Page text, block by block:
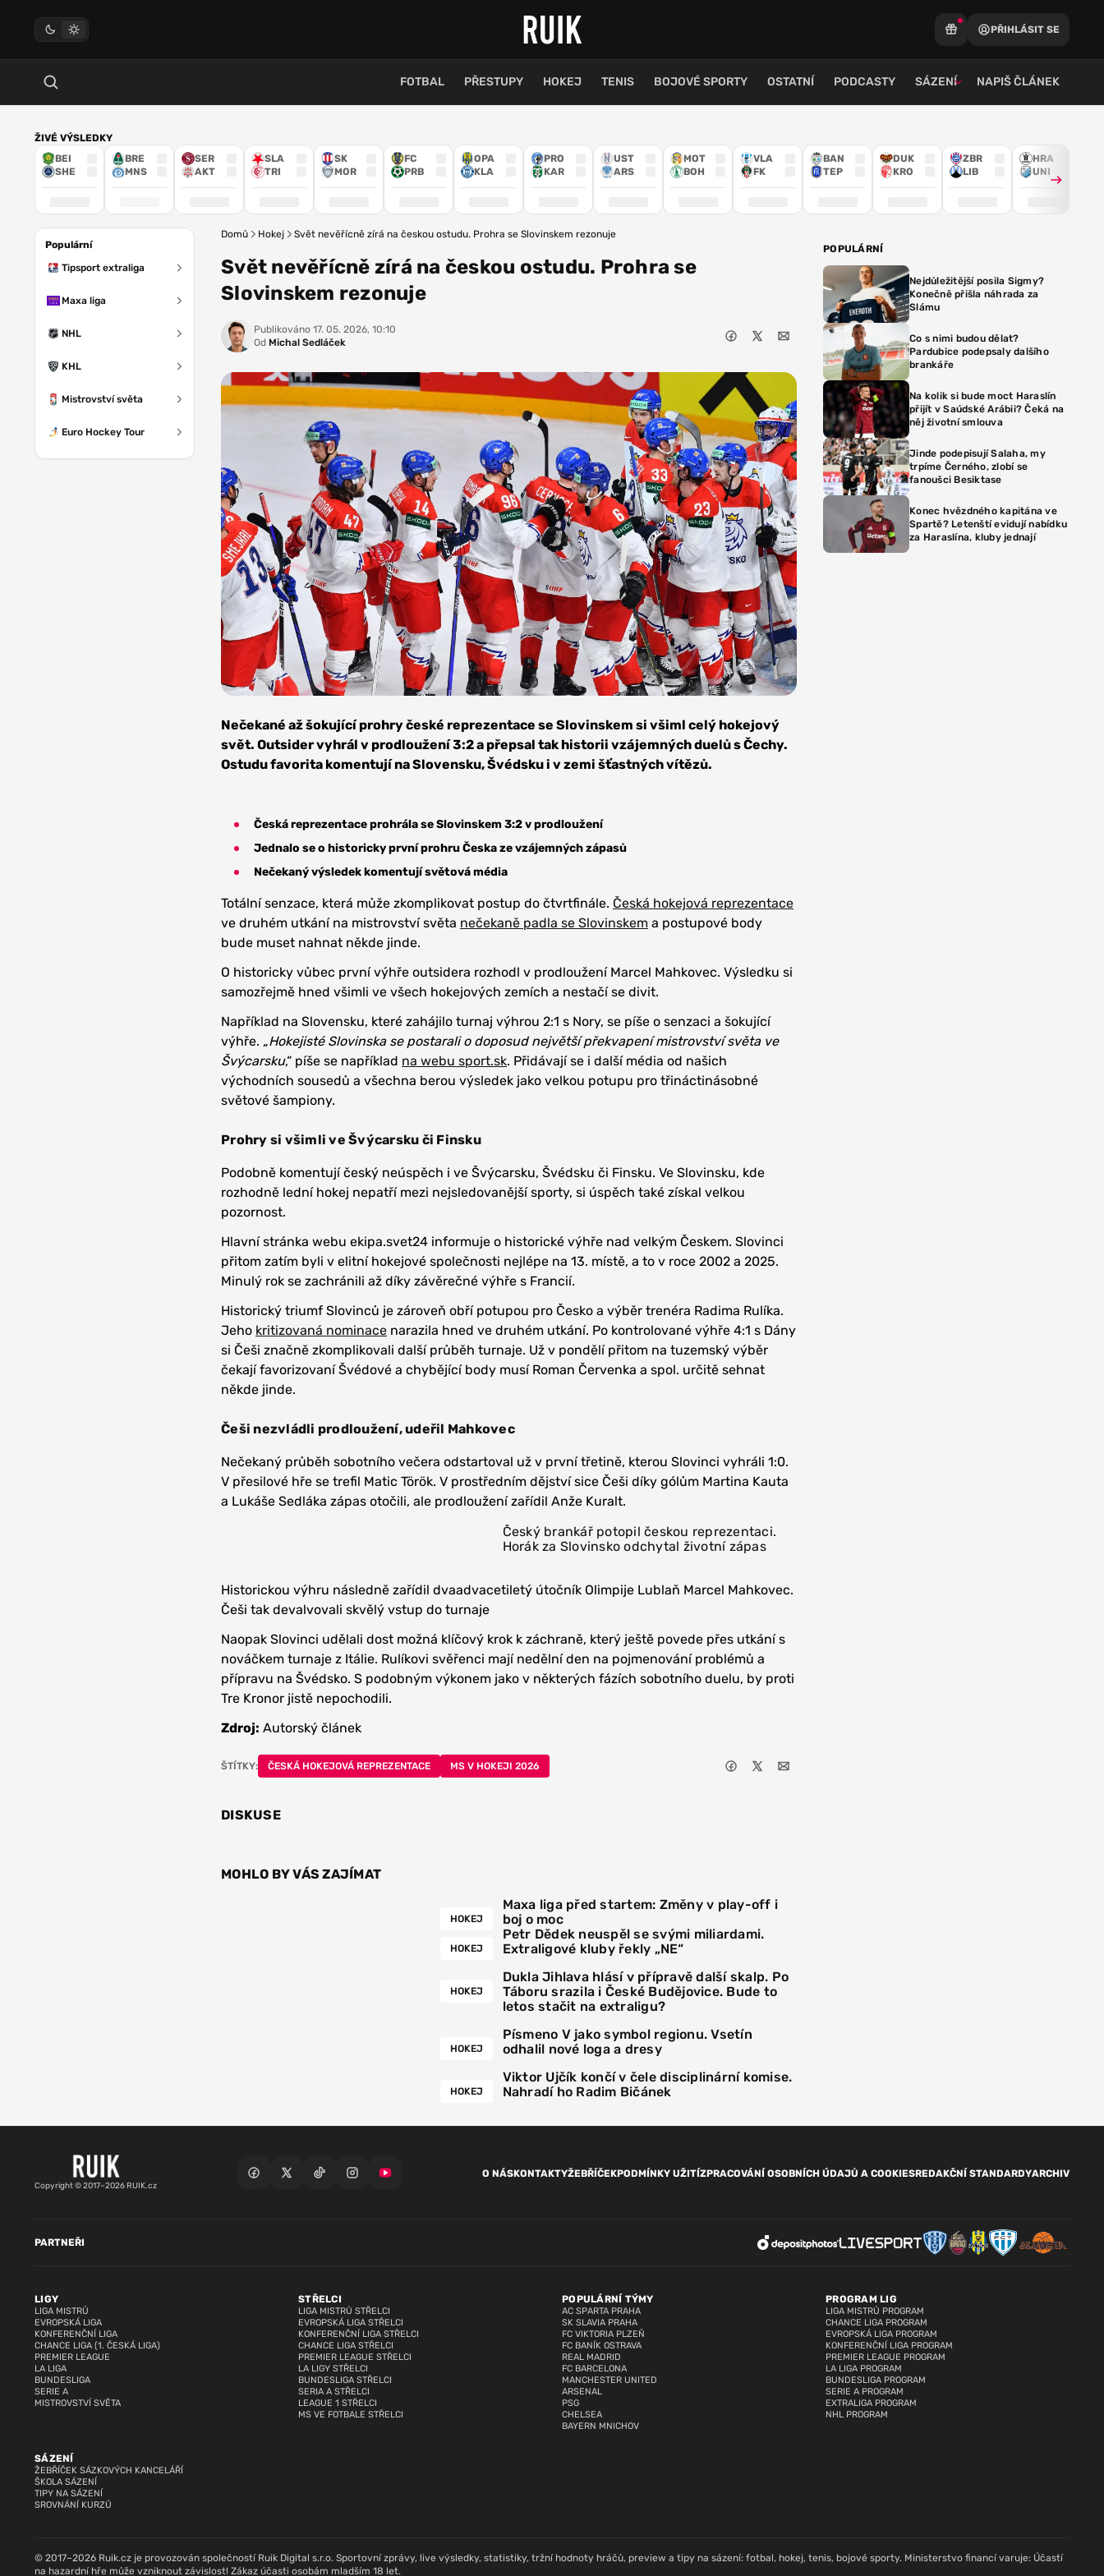
PŘIHLÁSIT SE
FOTBAL PŘESTUPY HOKEJ TENIS BOJOVÉ SPORTY OSTATNÍ PODCASTY SÁZENÍ NAPIŠ ČLÁNEK
ŽIVÉ VÝSLEDKY
BEI
SHE
BRE
MNS
SER
AKT
SLA
TRI
SK
MOR
FC
PRB
OPA
KLA
PRO
KAR
UST
ARS
MOT
BOH
VLA
FK
BAN
TEP
DUK
KRO
ZBR
LIB
HRA
UNI
Populární
Tipsport extraliga
Maxa liga
NHL
KHL
Mistrovství světa
Euro Hockey Tour
Domů Hokej Svět nevěřícně zírá na českou ostudu. Prohra se Slovinskem rezonuje
Svět nevěřícně zírá na českou ostudu. Prohra se
Slovinskem rezonuje
Publikováno 17. 05. 2026, 10:10
Od Michal Sedláček
Depositphotos
Nečekané až šokující prohry české reprezentace se Slovinskem si všiml celý hokejový
svět. Outsider vyhrál v prodloužení 3:2 a přepsal tak historii vzájemných duelů s Čechy.
Ostudu favorita komentují na Slovensku, Švédsku i v zemi šťastných vítězů.
Česká reprezentace prohrála se Slovinskem 3:2 v prodloužení
Jednalo se o historicky první prohru Česka ze vzájemných zápasů
Nečekaný výsledek komentují světová média
Totální senzace, která může zkomplikovat postup do čtvrtfinále. Česká hokejová reprezentace
ve druhém utkání na mistrovství světa nečekaně padla se Slovinskem a postupové body
bude muset nahnat někde jinde.
O historicky vůbec první výhře outsidera rozhodl v prodloužení Marcel Mahkovec. Výsledku si
samozřejmě hned všimli ve všech hokejových zemích a nestačí se divit.
Například na Slovensku, které zahájilo turnaj výhrou 2:1 s Nory, se píše o senzaci a šokující
výhře. „Hokejisté Slovinska se postarali o doposud největší překvapení mistrovství světa ve
Švýcarsku,“ píše se například na webu sport.sk. Přidávají se i další média od našich
východních sousedů a všechna berou výsledek jako velkou potupu pro třináctinásobné
světové šampiony.
Prohry si všimli ve Švýcarsku či Finsku
Podobně komentují český neúspěch i ve Švýcarsku, Švédsku či Finsku. Ve Slovinsku, kde
rozhodně lední hokej nepatří mezi nejsledovanější sporty, si úspěch také získal velkou
pozornost.
Hlavní stránka webu ekipa.svet24 informuje o historické výhře nad velkým Českem. Slovinci
přitom zatím byli v elitní hokejové společnosti nejlépe na 13. místě, a to v roce 2002 a 2025.
Minulý rok se zachránili až díky závěrečné výhře s Francií.
Historický triumf Slovinců je zároveň obří potupou pro Česko a výběr trenéra Radima Rulíka.
Jeho kritizovaná nominace narazila hned ve druhém utkání. Po kontrolované výhře 4:1 s Dány
si Češi značně zkomplikovali další průběh turnaje. Už v pondělí přitom na tuzemský výběr
čekají favorizovaní Švédové a chybějící body musí Roman Červenka a spol. určitě sehnat
někde jinde.
Češi nezvládli prodloužení, udeřil Mahkovec
Nečekaný průběh sobotního večera odstartoval už v první třetině, kterou Slovinci vyhráli 1:0.
V přesilové hře se trefil Matic Török. V prostředním dějství sice Češi díky gólům Martina Kauta
a Lukáše Sedláka zápas otočili, ale prodloužení zařídil Anže Kuralt.
Český brankář potopil českou reprezentaci.
Horák za Slovinsko odchytal životní zápas
Historickou výhru následně zařídil dvaadvacetiletý útočník Olimpije Lublaň Marcel Mahkovec.
Češi tak devalvovali skvělý vstup do turnaje
Naopak Slovinci udělali dost možná klíčový krok k záchraně, který ještě povede přes utkání s
nováčkem turnaje z Itálie. Rulíkovi svěřenci mají nedělní den na pojmenování problémů a
přípravu na Švédsko. S podobným výkonem jako v některých fázích sobotního duelu, by proti
Tre Kronor jistě nepochodili.
Zdroj: Autorský článek
ŠTÍTKY: ČESKÁ HOKEJOVÁ REPREZENTACE MS V HOKEJI 2026
DISKUSE
MOHLO BY VÁS ZAJÍMAT
HOKEJ
Maxa liga před startem: Změny v play-off i
boj o moc
HOKEJ
Petr Dědek neuspěl se svými miliardami.
Extraligové kluby řekly „NE“
HOKEJ
Dukla Jihlava hlásí v přípravě další skalp. Po
Táboru srazila i České Budějovice. Bude to
letos stačit na extraligu?
HOKEJ
Písmeno V jako symbol regionu. Vsetín
odhalil nové loga a dresy
HOKEJ
Viktor Ujčík končí v čele disciplinární komise.
Nahradí ho Radim Bičánek
POPULÁRNÍ
Nejdůležitější posila Sigmy?
Konečně přišla náhrada za
Slámu
Co s nimi budou dělat?
Pardubice podepsaly dalšího
brankáře
Na kolik si bude moct Haraslín
přijít v Saúdské Arábii? Čeká na
něj životní smlouva
Jinde podepisují Salaha, my
trpíme Černého, zlobí se
fanoušci Besiktase
Konec hvězdného kapitána ve
Spartě? Letenští evidují nabídku
za Haraslína, kluby jednají
Copyright © 2017–2026 RUIK.cz
O NÁSKONTAKTYŽEBŘÍČEKPODMÍNKY UŽITÍZPRACOVÁNÍ OSOBNÍCH ÚDAJŮ A COOKIESREDAKČNÍ STANDARDYARCHIV
LIGY
LIGA MISTRŮ
EVROPSKÁ LIGA
KONFERENČNÍ LIGA
CHANCE LIGA (1. ČESKÁ LIGA)
PREMIER LEAGUE
LA LIGA
BUNDESLIGA
SERIE A
MISTROVSTVÍ SVĚTA
STŘELCI
LIGA MISTRŮ STŘELCI
EVROPSKÁ LIGA STŘELCI
KONFERENČNÍ LIGA STŘELCI
CHANCE LIGA STŘELCI
PREMIER LEAGUE STŘELCI
LA LIGY STŘELCI
BUNDESLIGA STŘELCI
SERIA A STŘELCI
LEAGUE 1 STŘELCI
MS VE FOTBALE STŘELCI
POPULÁRNÍ TÝMY
AC SPARTA PRAHA
SK SLAVIA PRAHA
FC VIKTORIA PLZEŇ
FC BANÍK OSTRAVA
REAL MADRID
FC BARCELONA
MANCHESTER UNITED
ARSENAL
PSG
CHELSEA
BAYERN MNICHOV
PROGRAM LIG
LIGA MISTRŮ PROGRAM
CHANCE LIGA PROGRAM
EVROPSKÁ LIGA PROGRAM
KONFERENČNÍ LIGA PROGRAM
PREMIER LEAGUE PROGRAM
LA LIGA PROGRAM
BUNDESLIGA PROGRAM
SERIE A PROGRAM
EXTRALIGA PROGRAM
NHL PROGRAM
SÁZENÍ
ŽEBŘÍČEK SÁZKOVÝCH KANCELÁŘÍ
ŠKOLA SÁZENÍ
TIPY NA SÁZENÍ
SROVNÁNÍ KURZŮ
PARTNEŘI
© 2017–2026 Ruik.cz je provozován společností Ruik Digital s.r.o. Sportovní zprávy, live výsledky, statistiky, tržní hodnoty hráčů, preview a tipy na sázení: fotbal, hokej, tenis, bojové sporty. Ministerstvo financí varuje: Účastí
na hazardní hře může vzniknout závislost! Zákaz účasti osobám mladším 18 let.